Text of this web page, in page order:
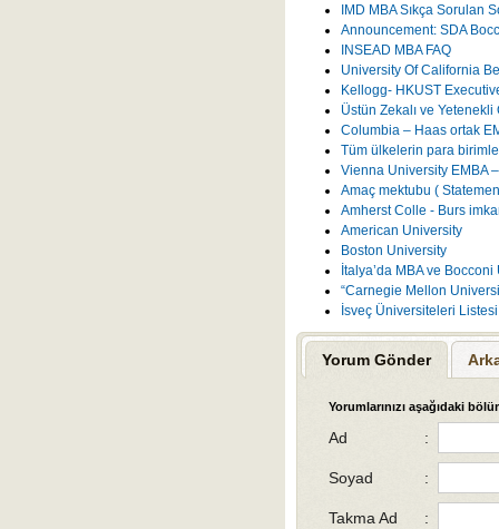
IMD MBA Sıkça Sorulan
Announcement: SDA
INSEAD MBA FAQ
University Of California
Kellogg- HKUST
Üstün Zekalı ve
Columbia – Haas ortak
Tüm ülkelerin para
Vienna University EMBA
Amaç mektubu (
Amherst Colle - Burs
American University
Boston University
İtalya’da MBA ve
“Carnegie Mellon
İsveç Üniversiteleri
Yorum Gönder
Yorumlarınızı aşağıdaki
Ad :
Soyad :
Takma Ad :